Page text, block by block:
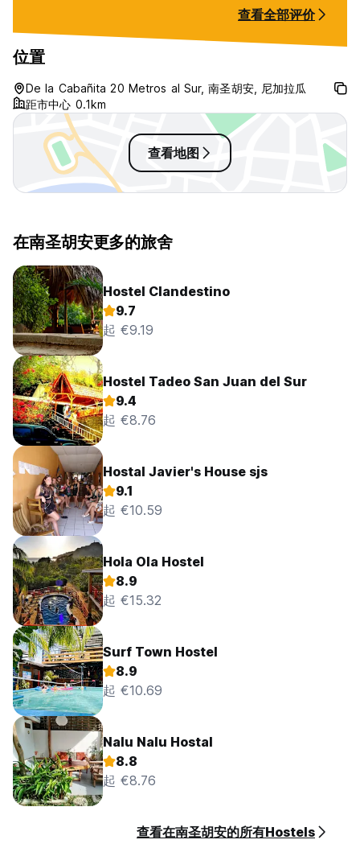
查看全部评价
位置
De la Cabañita 20 Metros al Sur, 南圣胡安, 尼加拉瓜
距市中心 0.1km
查看地图
在南圣胡安更多的旅舍
Hostel Clandestino
9.7
起 €9.19
Hostel Tadeo San Juan del Sur
9.4
起 €8.76
Hostal Javier's House sjs
9.1
起 €10.59
Hola Ola Hostel
8.9
起 €15.32
Surf Town Hostel
8.9
起 €10.69
Nalu Nalu Hostal
8.8
起 €8.76
查看在南圣胡安的所有Hostels